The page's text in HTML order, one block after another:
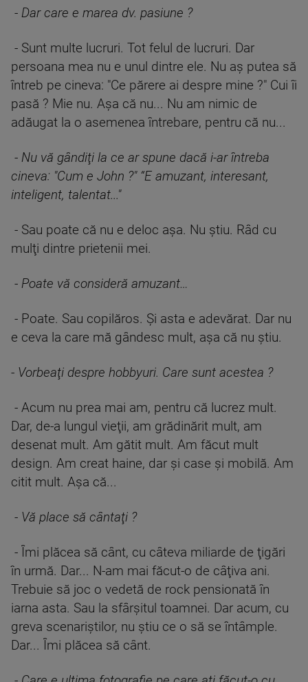
- Dar care e marea dv. pasiune ?
- Sunt multe lucruri. Tot felul de lucruri. Dar
persoana mea nu e unul dintre ele. Nu aş putea să
întreb pe cineva: "Ce părere ai despre mine ?" Cui îi
pasă ? Mie nu. Aşa că nu... Nu am nimic de
adăugat la o asemenea întrebare, pentru că nu...
- Nu vă gândiţi la ce ar spune dacă i-ar întreba
cineva: "Cum e John ?" “E amuzant, interesant,
inteligent, talentat..."
- Sau poate că nu e deloc aşa. Nu ştiu. Râd cu
mulţi dintre prietenii mei.
- Poate vă consideră amuzant…
- Poate. Sau copilăros. Şi asta e adevărat. Dar nu
e ceva la care mă gândesc mult, aşa că nu ştiu.
- Vorbeaţi despre hobbyuri. Care sunt acestea ?
- Acum nu prea mai am, pentru că lucrez mult.
Dar, de-a lungul vieţii, am grădinărit mult, am
desenat mult. Am gătit mult. Am făcut mult
design. Am creat haine, dar şi case şi mobilă. Am
citit mult. Aşa că...
- Vă place să cântaţi ?
- Îmi plăcea să cânt, cu câteva miliarde de ţigări
în urmă. Dar... N-am mai făcut-o de câţiva ani.
Trebuie să joc o vedetă de rock pensionată în
iarna asta. Sau la sfârşitul toamnei. Dar acum, cu
greva scenariştilor, nu ştiu ce o să se întâmple.
Dar... Îmi plăcea să cânt.